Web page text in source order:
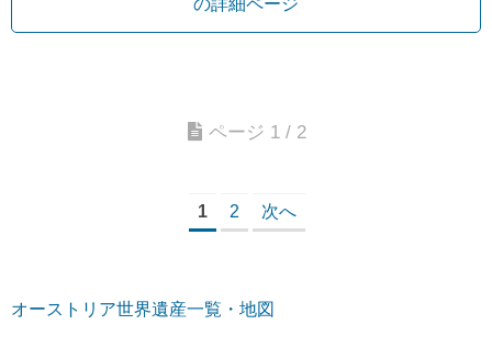
の詳細ページ
ページ 1 / 2
1 2 次へ
オーストリア世界遺産一覧・地図